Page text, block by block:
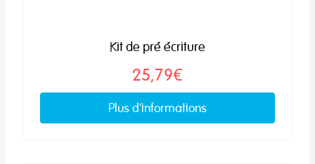
Kit de pré écriture
25,79€
Plus d'informations